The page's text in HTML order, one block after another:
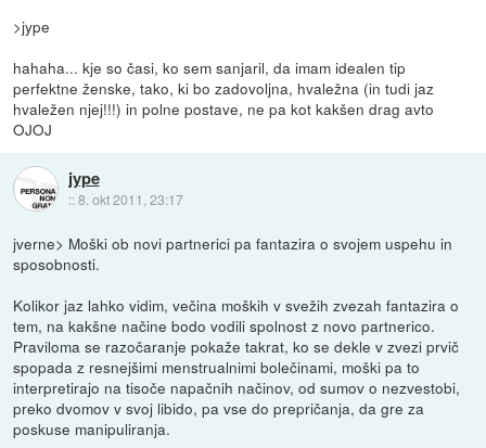
>jype
hahaha... kje so časi, ko sem sanjaril, da imam idealen tip
perfektne ženske, tako, ki bo zadovoljna, hvaležna (in tudi jaz
hvaležen njej!!!) in polne postave, ne pa kot kakšen drag avto
OJOJ
jype
::8. okt 2011, 23:17
jverne> Moški ob novi partnerici pa fantazira o svojem uspehu in
sposobnosti.
Kolikor jaz lahko vidim, večina moških v svežih zvezah fantazira o
tem, na kakšne načine bodo vodili spolnost z novo partnerico.
Praviloma se razočaranje pokaže takrat, ko se dekle v zvezi prvič
spopada z resnejšimi menstrualnimi bolečinami, moški pa to
interpretirajo na tisoče napačnih načinov, od sumov o nezvestobi,
preko dvomov v svoj libido, pa vse do prepričanja, da gre za
poskuse manipuliranja.